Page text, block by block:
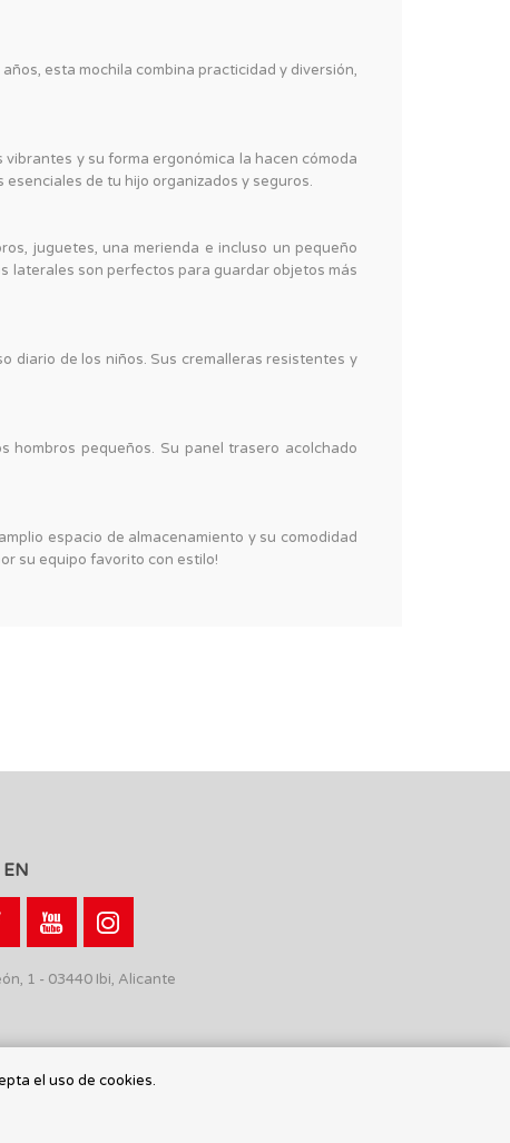
esta mochila combina practicidad y diversión,
y su forma ergonómica la hacen cómoda
de tu hijo organizados y seguros.
juguetes, una merienda e incluso un pequeño
laterales son perfectos para guardar objetos más
diario de los niños. Sus cremalleras resistentes y
hombros pequeños. Su panel trasero acolchado
espacio de almacenamiento y su comodidad
su equipo favorito con estilo!
EN
1 - 03440 Ibi, Alicante
el uso de cookies.